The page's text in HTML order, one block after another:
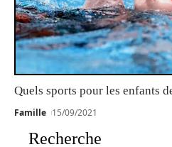
Quels sports pour les enfants
Famille 15/09/2021
Recherche